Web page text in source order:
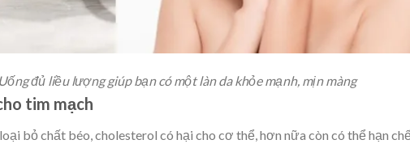
đủ liều lượng giúp bạn có một làn da khỏe mạnh, mịn màng
tim mạch
bỏ chất béo, cholesterol có hại cho cơ thể, hơn nữa còn có thể hạn